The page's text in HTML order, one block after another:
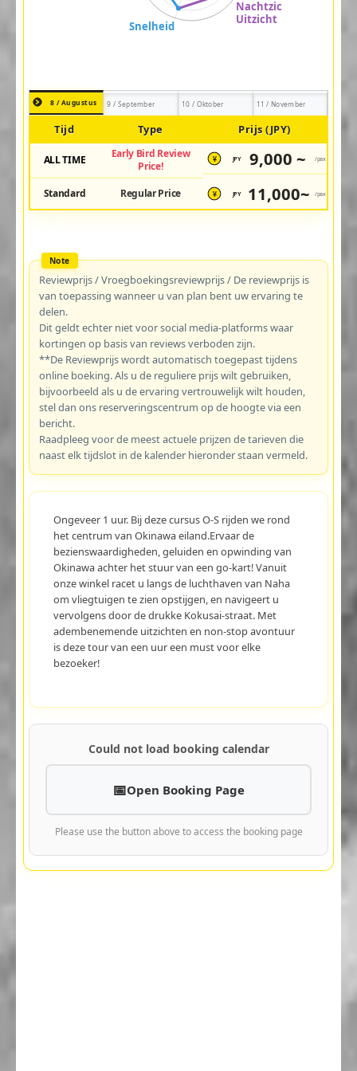
8 / Augustus 9 / September 10 / Oktober 11 / November
Tijd Type Prijs (JPY)
ALL TIME
Early Bird Review
Price!
¥ JPY 9,000 ~ /pax
Standard Regular Price ¥ JPY 11,000~ /pax
Reviewprijs / Vroegboekingsreviewprijs / De reviewprijs is
van toepassing wanneer u van plan bent uw ervaring te
delen.
Dit geldt echter niet voor social media-platforms waar
kortingen op basis van reviews verboden zijn.
**De Reviewprijs wordt automatisch toegepast tijdens
online boeking. Als u de reguliere prijs wilt gebruiken,
bijvoorbeeld als u de ervaring vertrouwelijk wilt houden,
stel dan ons reserveringscentrum op de hoogte via een
bericht.
Raadpleeg voor de meest actuele prijzen de tarieven die
naast elk tijdslot in de kalender hieronder staan vermeld.
Ongeveer 1 uur. Bij deze cursus O-S rijden we rond
het centrum van Okinawa eiland.Ervaar de
bezienswaardigheden, geluiden en opwinding van
Okinawa achter het stuur van een go-kart! Vanuit
onze winkel racet u langs de luchthaven van Naha
om vliegtuigen te zien opstijgen, en navigeert u
vervolgens door de drukke Kokusai-straat. Met
adembenemende uitzichten en non-stop avontuur
is deze tour van een uur een must voor elke
bezoeker!
Could not load booking calendar
Open Booking Page
Please use the button above to access the booking page